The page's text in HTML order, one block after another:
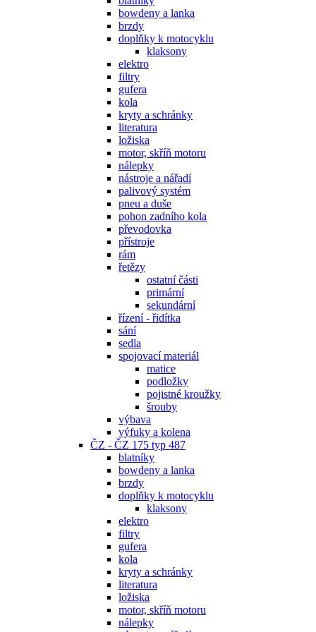
bowdeny a lanka
brzdy
doplňky k motocyklu
klaksony
elektro
filtry
gufera
kola
kryty a schránky
literatura
ložiska
motor, skříň motoru
nálepky
nástroje a nářadí
palivový systém
pneu a duše
pohon zadního kola
převodovka
přístroje
rám
řetězy
ostatní části
primární
sekundární
řízení - řidítka
sání
sedla
spojovací materiál
matice
podložky
pojistné kroužky
šrouby
výbava
výfuky a kolena
ČZ - ČZ 175 typ 487
blatníky
bowdeny a lanka
brzdy
doplňky k motocyklu
klaksony
elektro
filtry
gufera
kola
kryty a schránky
literatura
ložiska
motor, skříň motoru
nálepky